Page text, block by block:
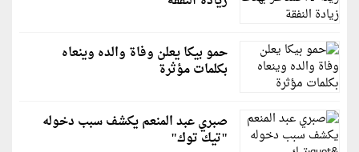
حمو بيكا يعلن وفاة والده وينعاه
بكلمات مؤثرة
صبري عبد المنعم يكشف سبب دخوله
"تيك توك"